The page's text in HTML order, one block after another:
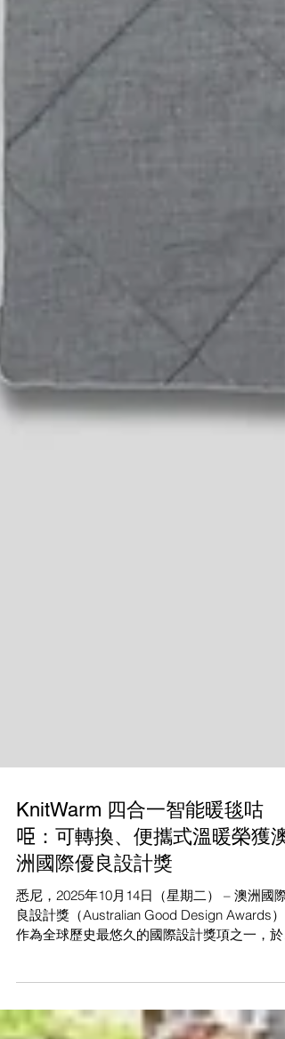
KnitWarm 四合一智能暖毯咕
𠱸：可轉換、便攜式溫暖榮獲澳
洲國際優良設計獎
良設計獎（Australian Good Design Awards）
作為全球歷史最悠久的國際設計獎項之一，於
年的「優良設計獎週」正式公布2025年度得獎